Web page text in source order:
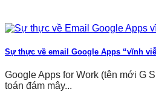
Sự thực về email Google Apps “vĩnh
Google Apps for Work (tên mới G
toán đám mây...